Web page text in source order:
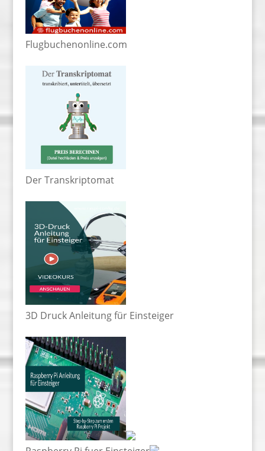
Flugbuchenonline.com
Der Transkriptomat
3D Druck Anleitung für Einsteiger